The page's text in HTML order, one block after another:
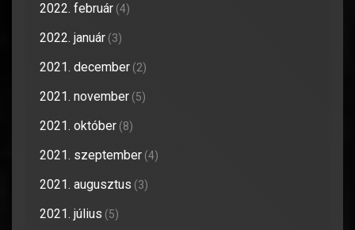
2022. február (4)
2022. január (3)
2021. december (2)
2021. november (5)
2021. október (8)
2021. szeptember (4)
2021. augusztus (3)
2021. július (5)